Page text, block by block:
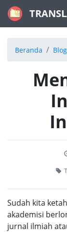
Beranda Blog
Sudah kita
akademisi
jurnal ilmiah